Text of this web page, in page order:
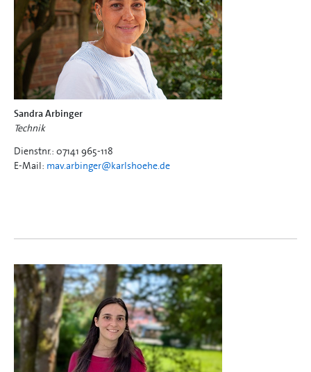
Sandra Arbinger
Technik
Dienstnr.: 07141 965-118
E-Mail: mav.arbinger@karlshoehe.de